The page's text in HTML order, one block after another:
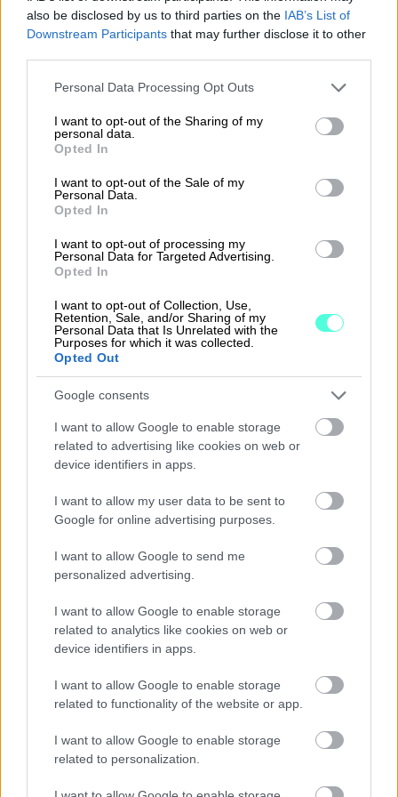
also be disclosed by us to third parties on the IAB’s List of
Downstream Participants that may further disclose it to other
Please note that this website/app uses one or more Google
not limited to your visit or usage behaviour. You may click to
grant or deny consent to Google and its third-party tags to
use your data for below specified purposes in below Google
consent section.
Personal Data Processing Opt Outs
I want to opt-out of the Sharing of my
personal data.
Opted In
I want to opt-out of the Sale of my
Personal Data.
Opted In
I want to opt-out of processing my
Personal Data for Targeted Advertising.
Opted In
I want to opt-out of Collection, Use,
Retention, Sale, and/or Sharing of my
Personal Data that Is Unrelated with the
Purposes for which it was collected.
Opted Out
Google consents
I want to allow Google to enable storage
related to advertising like cookies on web or
device identifiers in apps.
I want to allow my user data to be sent to
Google for online advertising purposes.
I want to allow Google to send me
personalized advertising.
I want to allow Google to enable storage
related to analytics like cookies on web or
device identifiers in apps.
I want to allow Google to enable storage
related to functionality of the website or app.
I want to allow Google to enable storage
related to personalization.
Uusi
tilinpäätöstoiminnallisuu
s muuttaa
tilinpäätösprosessin
Webinaari 27.08. klo 10-11:
uusi tilinpäätös­
toiminnallisuus tekee
tilinpäätöksestä
sujuvamman
Procountorissa
tilinpäätöstoiminnallisuus on vastikään
sen ominaisuuksiin. Ilmoittaudu mukaan
webinaariin ja tule kuulemaan, miten
valjastat sen käyttöösi.
Tutustu webinaariin